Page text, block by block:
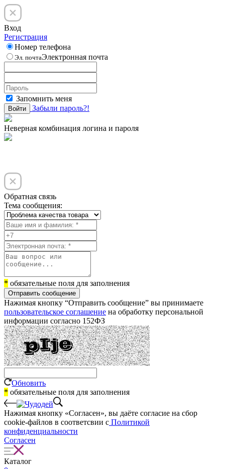
Вход
Регистрация
Номер телефона
Эл. почтаЭлектронная почта
Запомнить меня
Войти Забыли пароль?!
Неверная комбинация логина и пароля
Обратная связь
Тема сообщения:
* обязательные поля для заполнения
Отправить сообщение
Нажимая кнопку “Отправить сообщение” вы принимаете
пользовательское соглашение на обработку персональной
информации согласно 152ФЗ
Обновить
* обязательные поля для заполнения
Нажимая кнопку «Согласен», вы даёте cогласие на сбор
cookie-файлов в соответсвии с Политикой
конфиденциальности
Согласен
Каталог